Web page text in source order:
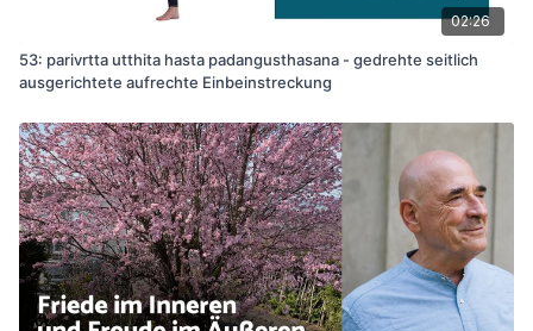
02:26
53: parivrtta utthita hasta padangusthasana - gedrehte seitlich
ausgerichtete aufrechte Einbeinstreckung